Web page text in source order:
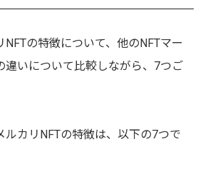
NFTの特徴について、他のNFTマー
違いについて比較しながら、7つご
ルカリNFTの特徴は、以下の7つで